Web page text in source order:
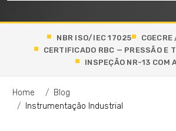
NBR ISO/IEC 17025
CERTIFICADO RBC — PRESSÃO E
INSPEÇÃO NR-13 COM
Home
Blog
Instrumentação Industrial